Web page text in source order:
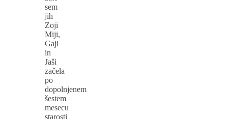
sem
jih
Zoji
Miji,
Gaji
in
Jaši
začela
po
dopolnjenem
šestem
mesecu
starosti